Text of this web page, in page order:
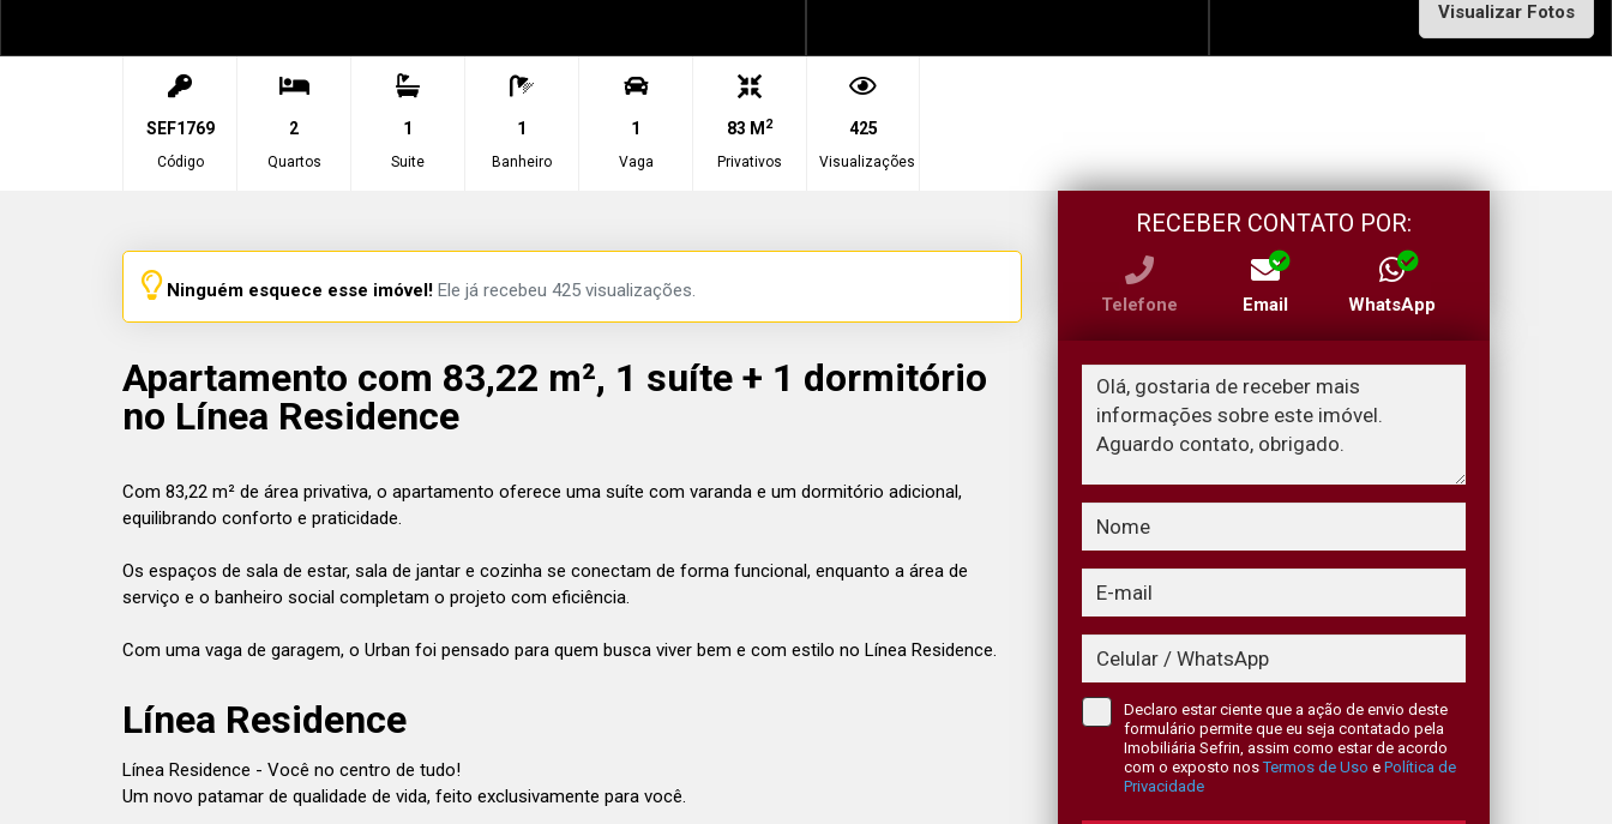
Visualizar Fotos
SEF1769
Código
2
Quartos
1
Suite
1
Banheiro
1
Vaga
83 M 2
Privativos
425
Visualizações
Ninguém esquece esse imóvel! Ele já recebeu 425 visualizações.
Apartamento com 83,22 m², 1 suíte + 1 dormitório
no Línea Residence
Com 83,22 m² de área privativa, o apartamento oferece uma suíte com varanda e um dormitório adicional,
equilibrando conforto e praticidade.
Os espaços de sala de estar, sala de jantar e cozinha se conectam de forma funcional, enquanto a área de
serviço e o banheiro social completam o projeto com eficiência.
Com uma vaga de garagem, o Urban foi pensado para quem busca viver bem e com estilo no Línea Residence.
Línea Residence
Línea Residence - Você no centro de tudo!
Um novo patamar de qualidade de vida, feito exclusivamente para você.
RECEBER CONTATO POR:
Telefone Email WhatsApp
Declaro estar ciente que a ação de envio deste
formulário permite que eu seja contatado pela
Imobiliária Sefrin, assim como estar de acordo
com o exposto nosTermos de Uso e Política de
Privacidade